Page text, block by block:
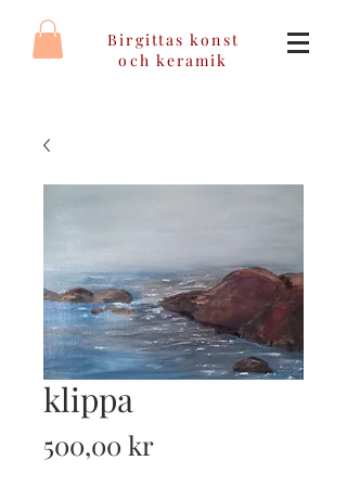
Birgittas konst
och keramik
klippa
500,00 krPris